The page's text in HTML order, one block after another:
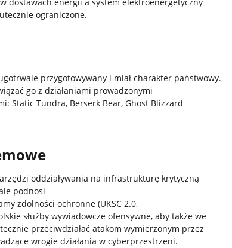
dostawach energii a system elektroenergetyczny
ograniczone.
przygotowywany i miał charakter państwowy.
go z działaniami prowadzonymi
Static Tundra, Berserk Bear, Ghost Blizzard
oddziaływania na infrastrukturę krytyczną
podnosi
zdolności ochronne (UKSC 2.0,
służby wywiadowcze ofensywne, aby także we
przeciwdziałać atakom wymierzonym przez
wrogie działania w cyberprzestrzeni.